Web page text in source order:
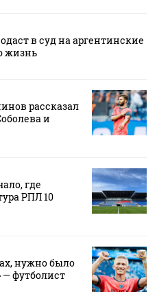
в суд на аргентинские
жизнь
рассказал
и
где
РПЛ 10
нужно было
футболист